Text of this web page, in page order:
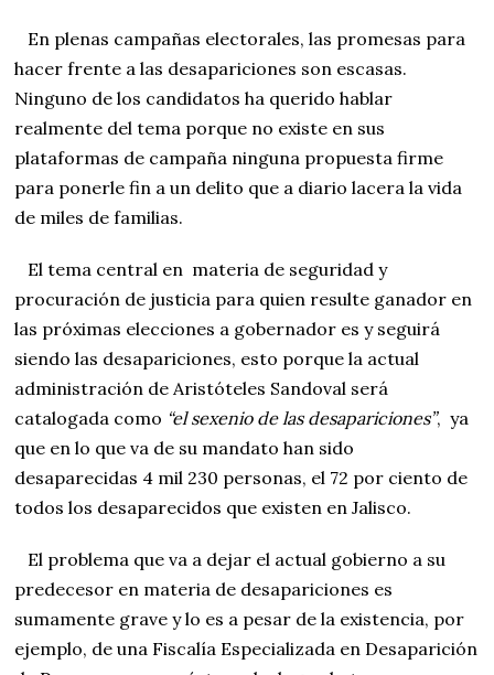
En plenas campañas electorales, las promesas para
hacer frente a las desapariciones son escasas.
Ninguno de los candidatos ha querido hablar
realmente del tema porque no existe en sus
plataformas de campaña ninguna propuesta firme
para ponerle fin a un delito que a diario lacera la vida
de miles de familias.
El tema central en materia de seguridad y
procuración de justicia para quien resulte ganador en
las próximas elecciones a gobernador es y seguirá
siendo las desapariciones, esto porque la actual
administración de Aristóteles Sandoval será
catalogada como “el sexenio de las desapariciones”, ya
que en lo que va de su mandato han sido
desaparecidas 4 mil 230 personas, el 72 por ciento de
todos los desaparecidos que existen en Jalisco.
El problema que va a dejar el actual gobierno a su
predecesor en materia de desapariciones es
sumamente grave y lo es a pesar de la existencia, por
ejemplo, de una Fiscalía Especializada en Desaparición